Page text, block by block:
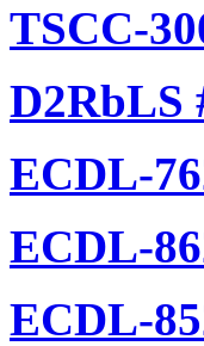
TSCC-
D2RbLS
ECDL-
ECDL-
ECDL-